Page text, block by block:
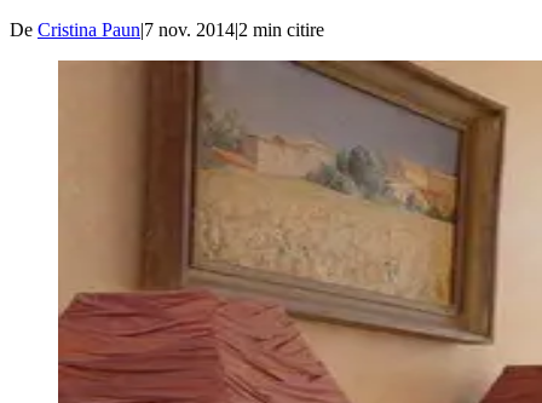
De Cristina Paun|7 nov. 2014|2 min citire